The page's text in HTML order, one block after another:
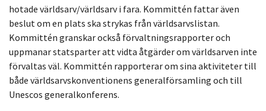
hotade världsarv/världsarv i fara. Kommittén fattar även
beslut om en plats ska strykas från världsarvslistan.
Kommittén granskar också förvaltningsrapporter och
uppmanar statsparter att vidta åtgärder om världsarven inte
förvaltas väl. Kommittén rapporterar om sina aktiviteter till
både världsarvskonventionens generalförsamling och till
Unescos generalkonferens.